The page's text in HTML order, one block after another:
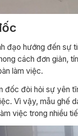
đạo hướng đến sự
cách đơn giản,
làm việc.
đốc đòi hỏi sự yên
Vì vậy, mẫu ghế
việc trong nhiều